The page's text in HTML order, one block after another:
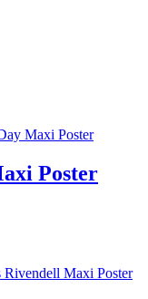
Poster